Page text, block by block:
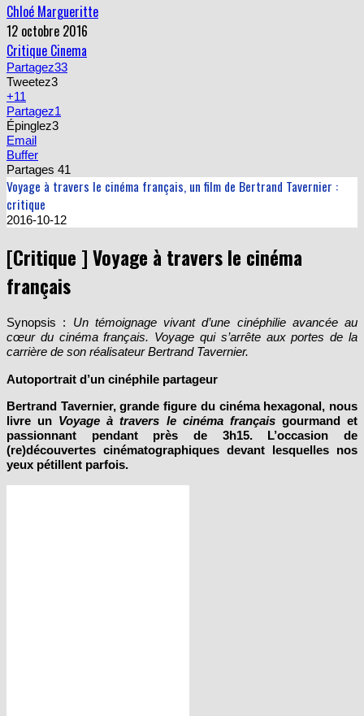
Chloé Margueritte
12 octobre 2016
Critique Cinema
Partagez33
Tweetez3
+11
Partagez1
Épinglez3
Email
Buffer
Partages 41
Voyage à travers le cinéma français, un film de Bertrand Tavernier :
critique
2016-10-12
[Critique ] Voyage à travers le cinéma
français
Synopsis : Un témoignage vivant d’une cinéphilie avancée au
cœur du cinéma français. Voyage qui s’arrête aux portes de la
carrière de son réalisateur Bertrand Tavernier.
Autoportrait d’un cinéphile partageur
Bertrand Tavernier, grande figure du cinéma hexagonal, nous
livre un Voyage à travers le cinéma françaisgourmand et
passionnant pendant près de 3h15. L’occasion de
(re)découvertes cinématographiques devant lesquelles nos
yeux pétillent parfois.